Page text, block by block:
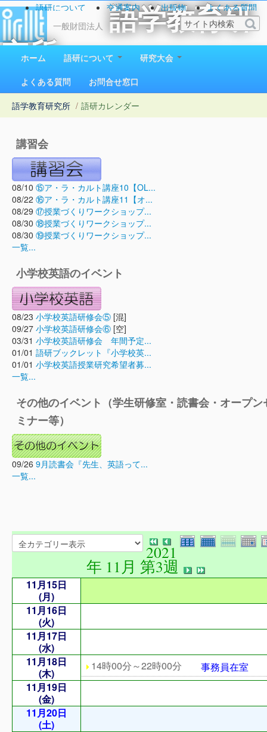
一般財団法人
語学教育研
究所
1923（大正12）年創立
語研について 交通案内 出版物
よくある質問
お問い合わせ
ホーム 語研について
研究大会
よくある質問
お問合せ窓口
語学教育研究所 / 語研カレンダー
講習会
08/10 ⑮ア・ラ・カルト講座10【OL...
08/22 ⑯ア・ラ・カルト講座11【オ...
08/29 ⑰授業づくりワークショップ...
08/30 ⑱授業づくりワークショップ...
08/30 ⑲授業づくりワークショップ...
一覧...
小学校英語のイベント
08/23 小学校英語研修会⑤ [混]
09/27 小学校英語研修会⑥ [空]
03/31 小学校英語研修会 年間予定...
01/01 語研ブックレット『小学校英...
01/01 小学校英語授業研究希望者募...
一覧...
その他のイベント（学生研修室・読書会・オープン
ミナー等）
09/26 9月読書会『先生、英語って...
一覧...
2021
年 11月 第3週
11月15日
(月)
11月16日
(火)
11月17日
(水)
11月18日
(木)
14時00分～22時00分
事務員在室
11月19日
(金)
11月20日
(土)